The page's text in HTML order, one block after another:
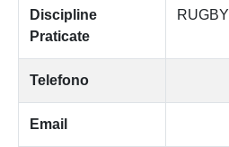
Discipline
Praticate
RUGBY
Telefono
Email